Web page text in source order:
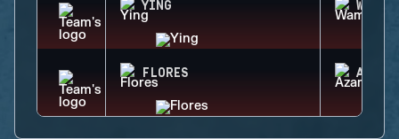
YING WAMAI
FLORES AZAMI